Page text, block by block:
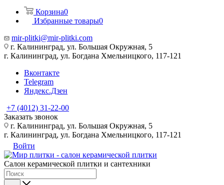
Корзина0
Избранные товары0
mir-plitki@mir-plitki.com
г. Калининград, ул. Большая Окружная, 5
г. Калининград, ул. Богдана Хмельницкого, 117-121
Вконтакте
Telegram
Яндекс.Дзен
+7 (4012) 31-22-00
Заказать звонок
г. Калининград, ул. Большая Окружная, 5
г. Калининград, ул. Богдана Хмельницкого, 117-121
Войти
Салон керамической плитки и сантехники